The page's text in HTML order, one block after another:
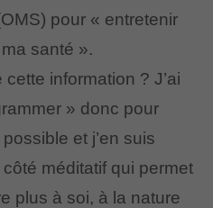
pour « entretenir
santé ».
information ? J’ai
» donc pour
et j’en suis
méditatif qui permet
plus à soi, à la nature